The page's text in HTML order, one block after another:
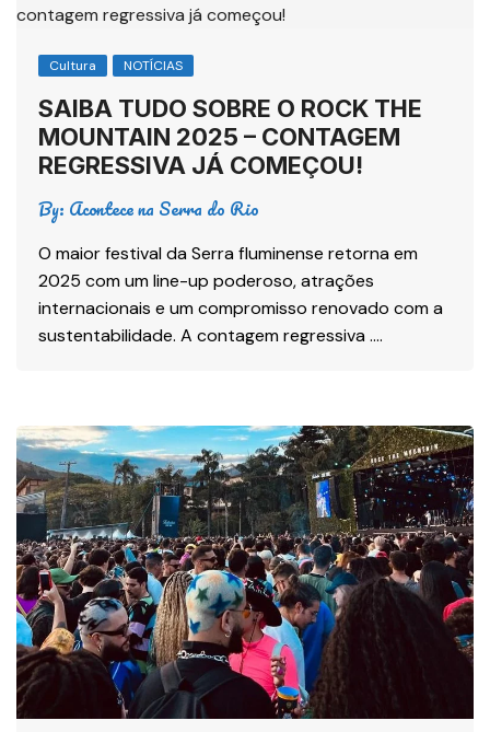
Cultura NOTÍCIAS
SAIBA TUDO SOBRE O ROCK THE
MOUNTAIN 2025 – CONTAGEM
REGRESSIVA JÁ COMEÇOU!
By: Acontece na Serra do Rio
O maior festival da Serra fluminense retorna em
2025 com um line-up poderoso, atrações
internacionais e um compromisso renovado com a
sustentabilidade. A contagem regressiva ….